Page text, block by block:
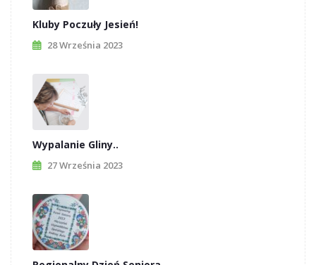
Kluby Poczuły Jesień!
28 Września 2023
Wypalanie Gliny..
27 Września 2023